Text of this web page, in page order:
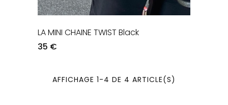
LA MINI CHAINE TWIST Black
35 €
AFFICHAGE 1-4 DE 4 ARTICLE(S)